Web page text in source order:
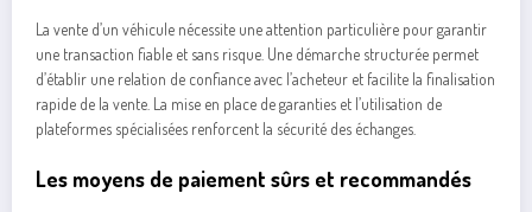
La vente d’un véhicule nécessite une attention particulière pour garantir
une transaction fiable et sans risque. Une démarche structurée permet
d’établir une relation de confiance avec l’acheteur et facilite la finalisation
rapide de la vente. La mise en place de garanties et l’utilisation de
plateformes spécialisées renforcent la sécurité des échanges.
Les moyens de paiement sûrs et recommandés